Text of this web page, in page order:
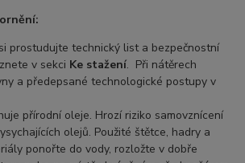
prostudujte technický list a bezpečnostní
v sekci Ke stažení. Při nátěrech
a předepsané technologické postupy v
přírodní oleje. Hrozí riziko samovznícení
olejů. Použité štětce, hadry a
ponořte do vody, rozložte v dobře